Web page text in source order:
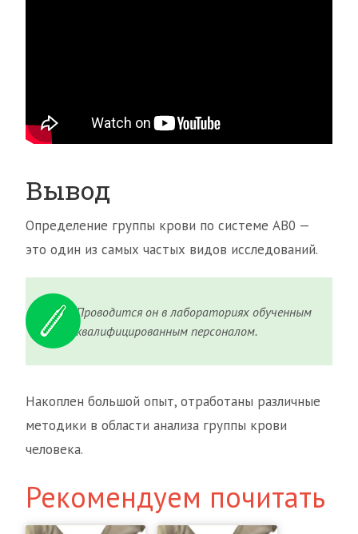
Вывод
Определение группы крови по системе АВ0 —
это один из самых частых видов исследований.
Проводится он в лабораториях обученным
квалифицированным персоналом.
Накоплен большой опыт, отработаны различные
методики в области анализа группы крови
человека.
Рекомендуем почитать